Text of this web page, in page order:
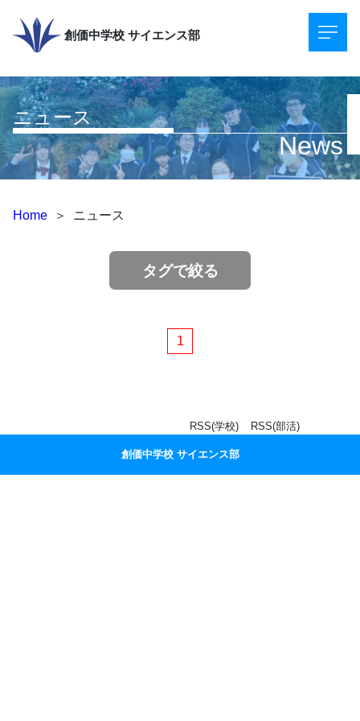
創価中学校 サイエンス部
ニュース
News
Home ＞ ニュース
タグで絞る
1
RSS(部活)
RSS(学校)
創価中学校 サイエンス部